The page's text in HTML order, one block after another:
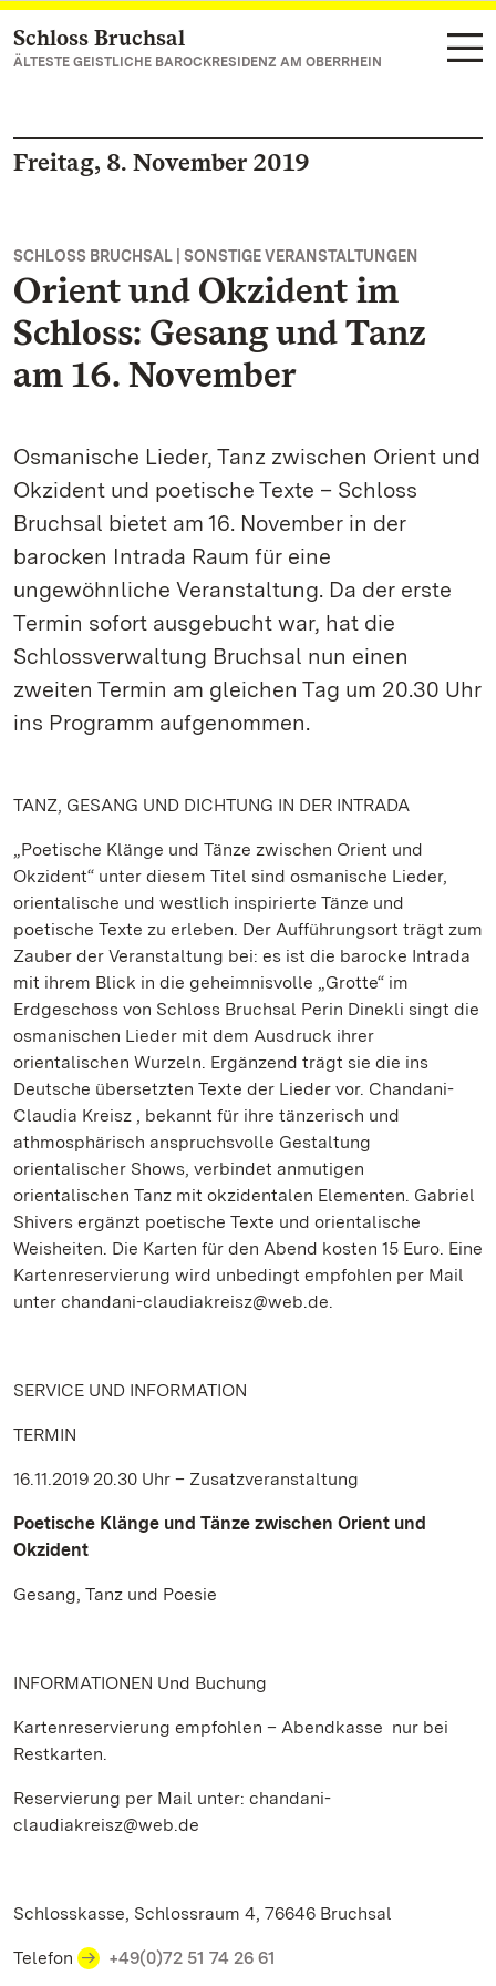
Zum Hauptinhalt springen
Schloss Bruchsal
ÄLTESTE GEISTLICHE BAROCKRESIDENZ AM OBERRHEIN
Freitag, 8. November 2019
SCHLOSS BRUCHSAL | SONSTIGE VERANSTALTUNGEN
Orient und Okzident im
Schloss: Gesang und Tanz
am 16. November
Osmanische Lieder, Tanz zwischen Orient und
Okzident und poetische Texte – Schloss
Bruchsal bietet am 16. November in der
barocken Intrada Raum für eine
ungewöhnliche Veranstaltung. Da der erste
Termin sofort ausgebucht war, hat die
Schlossverwaltung Bruchsal nun einen
zweiten Termin am gleichen Tag um 20.30 Uhr
ins Programm aufgenommen.
TANZ, GESANG UND DICHTUNG IN DER INTRADA
„Poetische Klänge und Tänze zwischen Orient und
Okzident“ unter diesem Titel sind osmanische Lieder,
orientalische und westlich inspirierte Tänze und
poetische Texte zu erleben. Der Aufführungsort trägt zum
Zauber der Veranstaltung bei: es ist die barocke Intrada
mit ihrem Blick in die geheimnisvolle „Grotte“ im
Erdgeschoss von Schloss Bruchsal Perin Dinekli singt die
osmanischen Lieder mit dem Ausdruck ihrer
orientalischen Wurzeln. Ergänzend trägt sie die ins
Deutsche übersetzten Texte der Lieder vor. Chandani-
Claudia Kreisz , bekannt für ihre tänzerisch und
athmosphärisch anspruchsvolle Gestaltung
orientalischer Shows, verbindet anmutigen
orientalischen Tanz mit okzidentalen Elementen. Gabriel
Shivers ergänzt poetische Texte und orientalische
Weisheiten. Die Karten für den Abend kosten 15 Euro. Eine
Kartenreservierung wird unbedingt empfohlen per Mail
unter chandani-claudiakreisz@web.de.
SERVICE UND INFORMATION
TERMIN
16.11.2019 20.30 Uhr – Zusatzveranstaltung
Poetische Klänge und Tänze zwischen Orient und
Okzident
Gesang, Tanz und Poesie
INFORMATIONEN Und Buchung
Kartenreservierung empfohlen – Abendkasse nur bei
Restkarten.
Reservierung per Mail unter: chandani-
claudiakreisz@web.de
Schlosskasse, Schlossraum 4, 76646 Bruchsal
Telefon +49(0)72 51 74 26 61